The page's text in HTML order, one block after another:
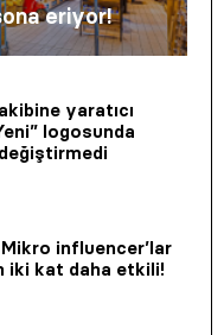
eriyor!
yaratıcı
logosunda
influencer’lar
iki kat daha etkili!